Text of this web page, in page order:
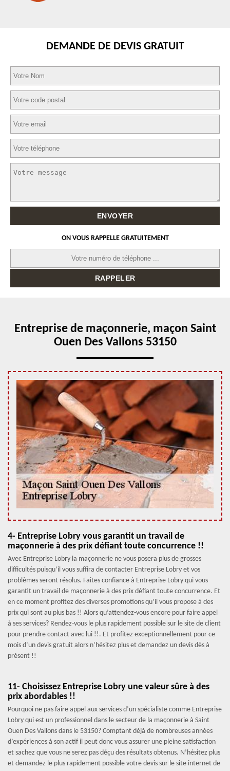
DEMANDE DE DEVIS GRATUIT
ON VOUS RAPPELLE GRATUITEMENT
Entreprise de maçonnerie, maçon Saint
Ouen Des Vallons 53150
4- Entreprise Lobry vous garantit un travail de
maçonnerie à des prix défiant toute concurrence !!
Avec Entreprise Lobry la maçonnerie ne vous posera plus de grosses
difficultés puisqu’il vous suffira de contacter Entreprise Lobry et vos
problèmes seront résolus. Faites confiance à Entreprise Lobry qui vous
garantit un travail de maçonnerie à des prix défiant toute concurrence. Et
en ce moment profitez des diverses promotions qu’il vous propose à des
prix qui sont au plus bas !! Alors qu’attendez-vous encore pour faire appel
à ses services? Rendez-vous le plus rapidement possible sur le site de client
pour prendre contact avec lui !!. Et profitez exceptionnellement pour ce
mois d’un devis gratuit alors n’hésitez plus et demandez un devis dès à
présent !!
11- Choisissez Entreprise Lobry une valeur sûre à des
prix abordables !!
Pourquoi ne pas faire appel aux services d’un spécialiste comme Entreprise
Lobry qui est un professionnel dans le secteur de la maçonnerie à Saint
Ouen Des Vallons dans le 53150? Comptant déjà de nombreuses années
d’expériences à son actif il peut donc vous assurer une pleine satisfaction
et sachez que vous ne serez pas déçu des résultats obtenus. N’hésitez plus
et demandez le plus rapidement possible votre devis sur le site internet de